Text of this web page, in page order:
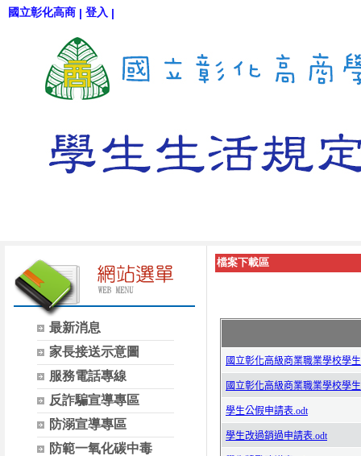
國立彰化高商 | 登入 |
最新消息
家長接送示意圖
服務電話專線
反詐騙宣導專區
防溺宣導專區
防範一氧化碳中毒
檔案下載區